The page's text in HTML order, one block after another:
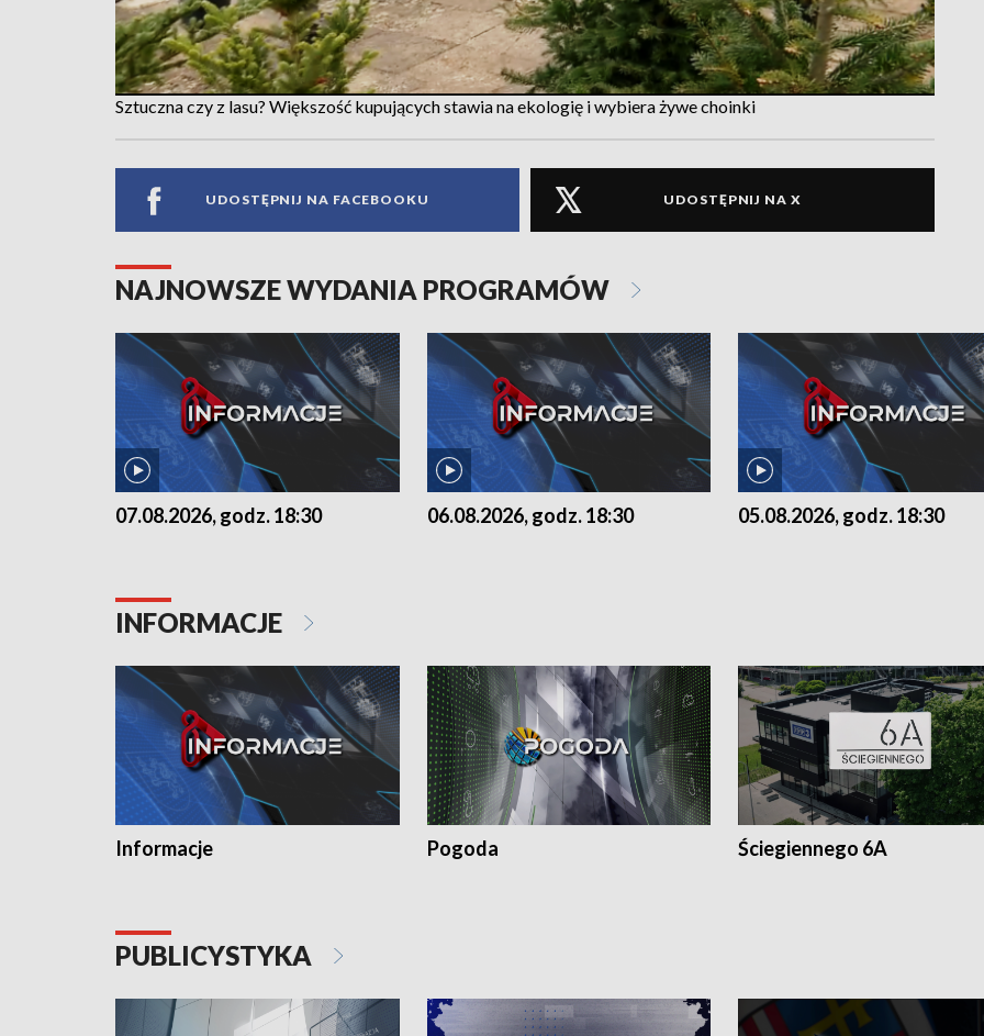
Sztuczna czy z lasu? Większość kupujących stawia na ekologię i wybiera żywe choinki
UDOSTĘPNIJ NA FACEBOOKU UDOSTĘPNIJ NA X
NAJNOWSZE WYDANIA PROGRAMÓW
07.08.2026, godz. 18:30 06.08.2026, godz. 18:30 05.08.2026, godz. 18:30
INFORMACJE
Informacje Pogoda Ściegiennego 6A
PUBLICYSTYKA